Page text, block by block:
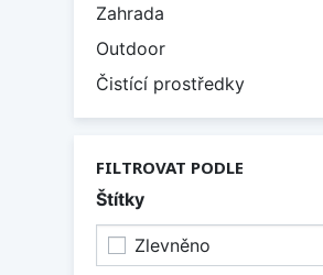
Zahrada
Outdoor
Čistící prostředky
FILTROVAT PODLE
Štítky
Zlevněno